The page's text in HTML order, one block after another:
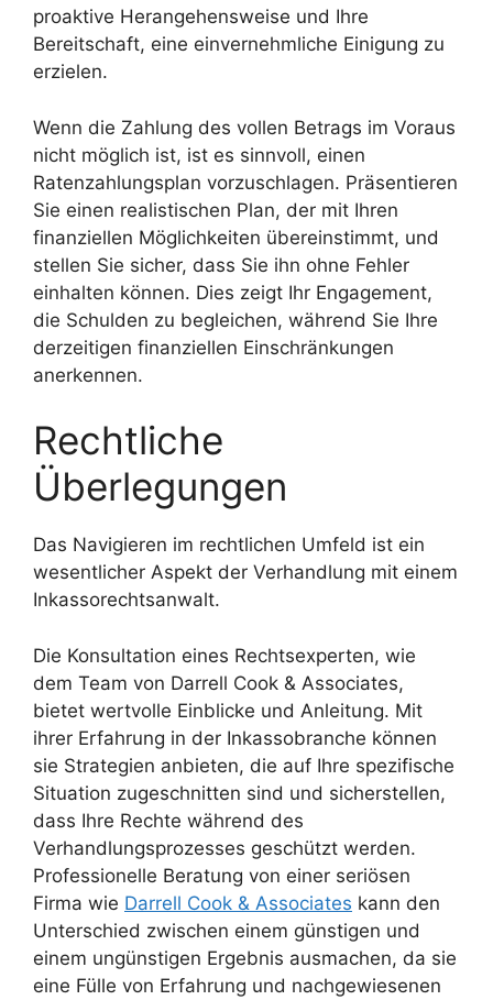
proaktive Herangehensweise und Ihre
Bereitschaft, eine einvernehmliche Einigung zu
erzielen.
Wenn die Zahlung des vollen Betrags im Voraus
nicht möglich ist, ist es sinnvoll, einen
Ratenzahlungsplan vorzuschlagen. Präsentieren
Sie einen realistischen Plan, der mit Ihren
finanziellen Möglichkeiten übereinstimmt, und
stellen Sie sicher, dass Sie ihn ohne Fehler
einhalten können. Dies zeigt Ihr Engagement,
die Schulden zu begleichen, während Sie Ihre
derzeitigen finanziellen Einschränkungen
anerkennen.
Rechtliche
Überlegungen
Das Navigieren im rechtlichen Umfeld ist ein
wesentlicher Aspekt der Verhandlung mit einem
Inkassorechtsanwalt.
Die Konsultation eines Rechtsexperten, wie
dem Team von Darrell Cook & Associates,
bietet wertvolle Einblicke und Anleitung. Mit
ihrer Erfahrung in der Inkassobranche können
sie Strategien anbieten, die auf Ihre spezifische
Situation zugeschnitten sind und sicherstellen,
dass Ihre Rechte während des
Verhandlungsprozesses geschützt werden.
Professionelle Beratung von einer seriösen
Firma wie Darrell Cook & Associates kann den
Unterschied zwischen einem günstigen und
einem ungünstigen Ergebnis ausmachen, da sie
eine Fülle von Erfahrung und nachgewiesenen